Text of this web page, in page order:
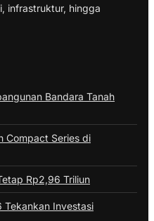
infrastruktur, hingga
Bandara Tanah
Compact Series di
Rp2,96 Triliun
Tekankan Investasi